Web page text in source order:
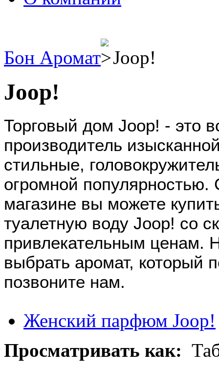
Бон Аромат Joop!
Joop!
Торговый дом Joop! - это
производитель
стильные,
огромной
магазине вы можете
туалетную воду Joop! со
привлекательным ценам.
выбрать аромат, который
позвоните нам.
Женский парфюм Joop!
Просматривать как: